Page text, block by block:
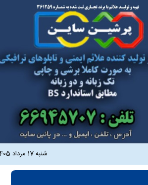
شنبه 17 مرداد 1405